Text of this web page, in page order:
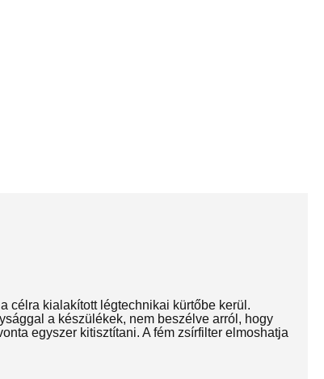
célra kialakított légtechnikai kürtőbe kerül.
a készülékek, nem beszélve arról, hogy
egyszer kitisztítani. A fém zsírfilter elmoshatja